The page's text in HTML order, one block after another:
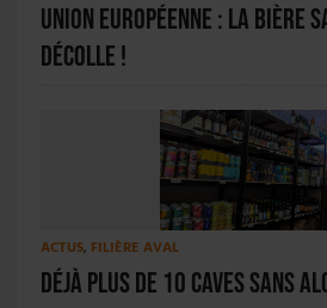
Union européenne : la bière
décolle !
ACTUS, FILIÈRE AVAL
Déjà plus de 10 caves sans